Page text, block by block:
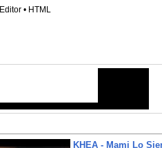
Editor • HTML
KHEA - Mami Lo